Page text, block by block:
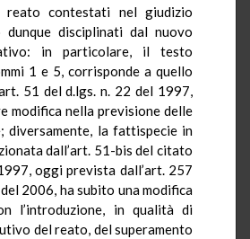
contestati nel giudizio
dunque disciplinati dal nuovo
in particolare, il testo
1 e 5, corrisponde a quello
51 del d.lgs. n. 22 del 1997,
modifica nella previsione delle
diversamente, la fattispecie in
dall’art. 51-bis del citato
oggi prevista dall’art. 257
2006, ha subito una modifica
l’introduzione, in qualità di
del reato, del superamento